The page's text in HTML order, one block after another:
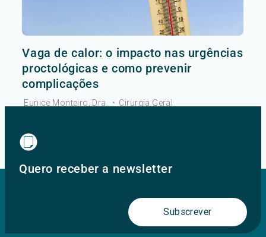
Vaga de calor: o impacto nas urgências
proctológicas e como prevenir
complicações
Eunice Monteiro, Dra. • Cirurgia Geral
Quero receber a newsletter
Subscrever